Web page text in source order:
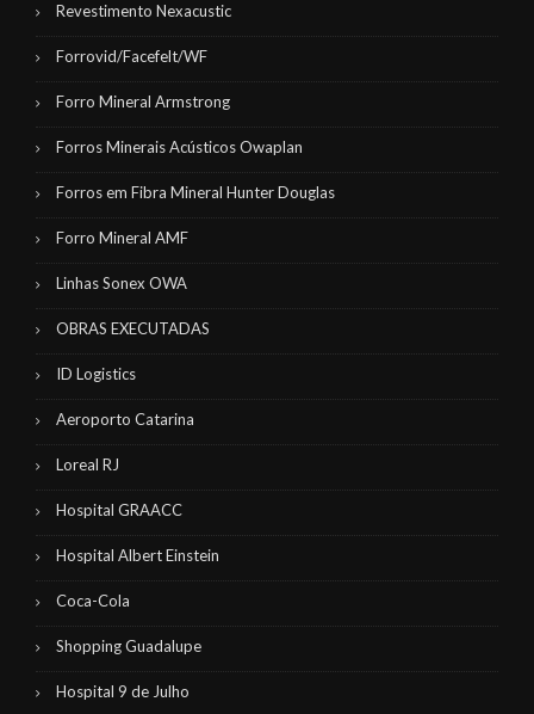
Revestimento Nexacustic
Forrovid/Facefelt/WF
Forro Mineral Armstrong
Forros Minerais Acústicos Owaplan
Forros em Fibra Mineral Hunter Douglas
Forro Mineral AMF
Linhas Sonex OWA
OBRAS EXECUTADAS
ID Logistics
Aeroporto Catarina
Loreal RJ
Hospital GRAACC
Hospital Albert Einstein
Coca-Cola
Shopping Guadalupe
Hospital 9 de Julho